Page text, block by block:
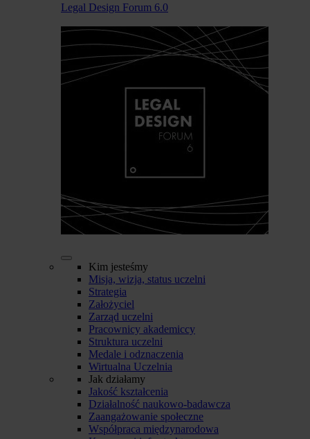
Legal Design Forum 6.0
Kim jesteśmy
Misja, wizja, status uczelni
Strategia
Założyciel
Zarząd uczelni
Pracownicy akademiccy
Struktura uczelni
Medale i odznaczenia
Wirtualna Uczelnia
Jak działamy
Jakość kształcenia
Działalność naukowo-badawcza
Zaangażowanie społeczne
Współpraca międzynarodowa